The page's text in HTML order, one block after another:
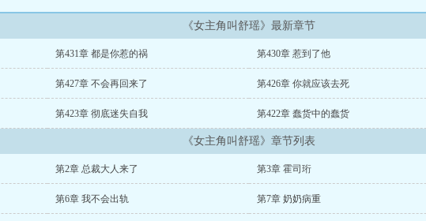
《女主角叫舒瑶》最新章节
第431章 都是你惹的祸 第430章 惹到了他
第427章 不会再回来了 第426章 你就应该去死
第423章 彻底迷失自我 第422章 蠢货中的蠢货
《女主角叫舒瑶》章节列表
第2章 总裁大人来了 第3章 霍司珩
第6章 我不会出轨 第7章 奶奶病重